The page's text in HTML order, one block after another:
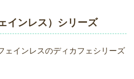
インレス）シリーズ
ェインレスのディカフェシリーズ